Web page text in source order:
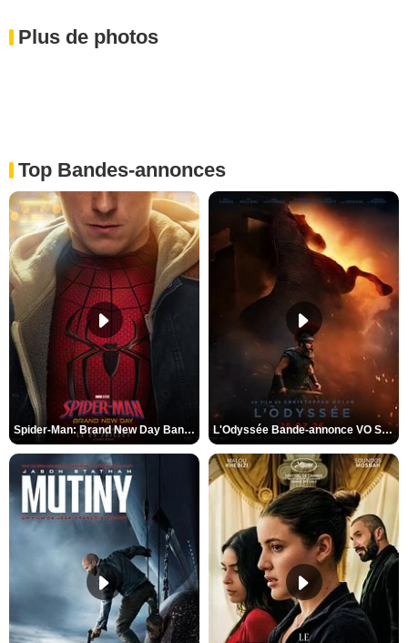
Plus de photos
Top Bandes-annonces
Spider-Man: Brand New Day Bande-annonce VO STFR L'Odyssée Bande-annonce VO STFR